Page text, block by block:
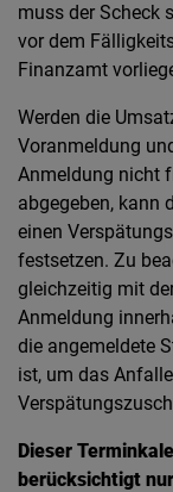
muss der Scheck
vor dem
Finanzamt
Werden die
Voranmeldung
Anmeldung nicht
abgegeben, kann
einen
festsetzen. Zu
gleichzeitig mit
Anmeldung
die angemeldete
ist, um das
Dieser
berücksichtigt nur